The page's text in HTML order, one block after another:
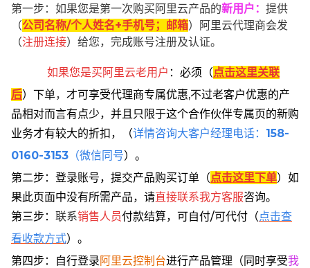
第一步：如果您是第一次购买阿里云产品的新用户 ： 提供
（公司名称/个人姓名+手机号；邮箱）阿里云代理商会发
（注册连接）给您，完成账号注册及认证。
如果您是买阿里云老用户 ： 必须 （点击这里关联
后） 下单， 才可享受代理商专属优惠,不过老客户优惠的产
品相对而言有点少，并且只限于这个合作伙伴专属页的新购
业务才有较大的折扣，
（详情咨询大客户经理电话： 158-
0160-3153 （微信同号）。
第二步：登录账号，提交产品购买订单（点击这里下单） 如
果此页面中没有所需产品，请直接联系我方客服咨询。
第三步： 联系销售人员付款结算，可自付/可代付（点击查
看收款方式）。
第四步：自行登录阿里云控制台进行产品管理（同时享受我